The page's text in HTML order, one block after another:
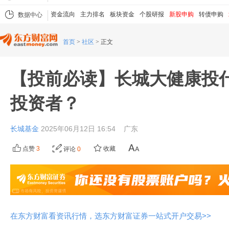
数据中心 资金流向 主力排名 板块资金 个股研报 新股申购 转债申购
首页 > 社区 > 正文
【投前必读】长城大健康投
投资者？
长城基金 2025年06月12日 16:54 广东
点赞 3 评论 0 收藏
在东方财富看资讯行情，选东方财富证券一站式开户交易>>